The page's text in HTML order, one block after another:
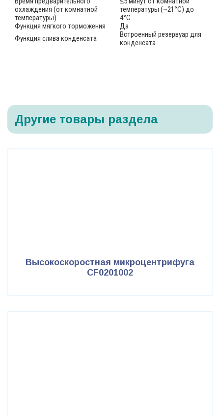
охлаждения (от комнатной
температуры)
температуры (~21°C) до
4°C
Функция мягкого торможения
Да
Функция слива конденсата
Встроенный резервуар для
конденсата.
Другие товары раздела
Высокоскоростная микроцентрифуга
CF0201002